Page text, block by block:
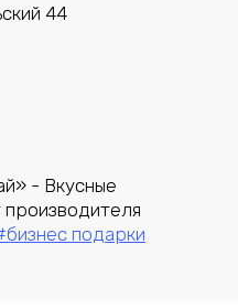
44
- Вкусные
подарки